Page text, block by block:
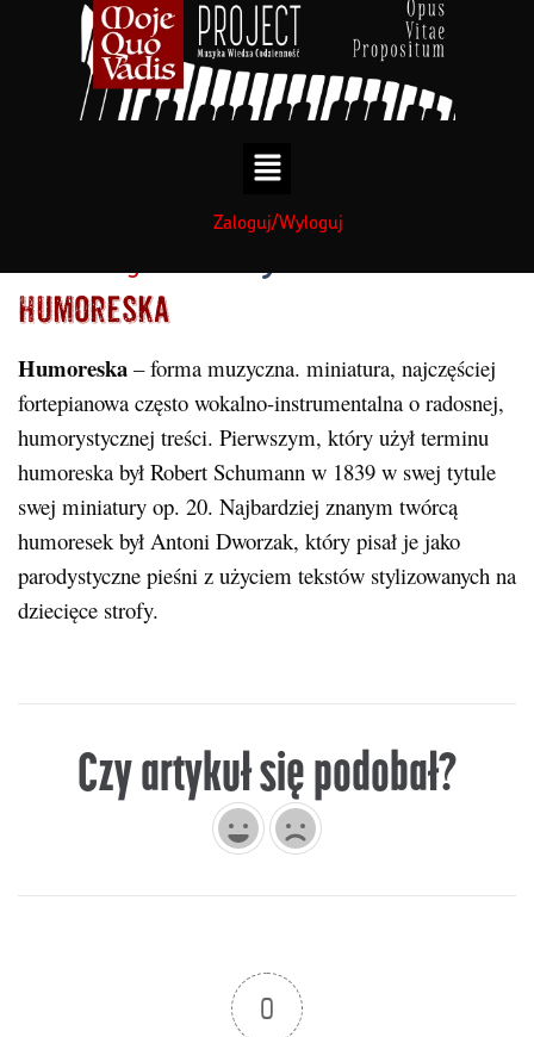
Zaloguj/Wyloguj
Humoreska
Humoreska – forma muzyczna. miniatura, najczęściej
fortepianowa często wokalno-instrumentalna o radosnej,
humorystycznej treści. Pierwszym, który użył terminu
humoreska był Robert Schumann w 1839 w swej tytule
swej miniatury op. 20. Najbardziej znanym twórcą
humoresek był Antoni Dworzak, który pisał je jako
parodystyczne pieśni z użyciem tekstów stylizowanych na
dziecięce strofy.
Czy artykuł się podobał?
0